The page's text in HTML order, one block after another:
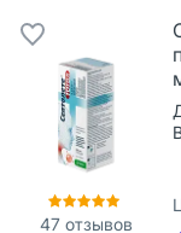
47отзывов